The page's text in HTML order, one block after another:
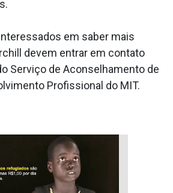
em saber mais
devem entrar em contato
Serviço de Aconselhamento de
Profissional do MIT.